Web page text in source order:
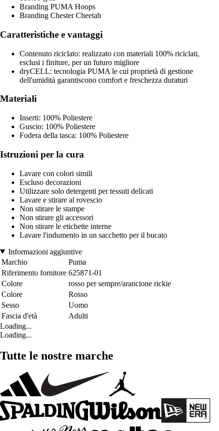
Branding PUMA Hoops
Branding Chester Cheetah
Caratteristiche e vantaggi
Contenuto riciclato: realizzato con materiali 100% riciclati,
esclusi i finiture, per un futuro migliore
dryCELL: tecnologia PUMA le cui proprietà di gestione
dell'umidità garantiscono comfort e freschezza duraturi
Materiali
Inserti: 100% Poliestere
Guscio: 100% Poliestere
Fodera della tasca: 100% Poliestere
Istruzioni per la cura
Lavare con colori simili
Escluso decorazioni
Utilizzare solo detergenti per tessuti delicati
Lavare e stirare al rovescio
Non stirare le stampe
Non stirare gli accessori
Non stirare le etichette interne
Lavare l'indumento in un sacchetto per il bucato
Informazioni aggiuntive
Marchio
Puma
Riferimento fornitore 625871-01
Colore
rosso per sempre/arancione rickie
Colore
Rosso
Sesso
Uomo
Fascia d'età
Adulti
Loading...
Loading...
Tutte le nostre marche